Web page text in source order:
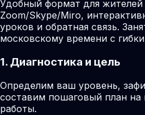
Удобный формат для
Zoom/Skype/Miro,
уроков и обратная связь.
московскому времени с
1. Диагностика и цель
Определим ваш уровень,
составим пошаговый план на
работы.